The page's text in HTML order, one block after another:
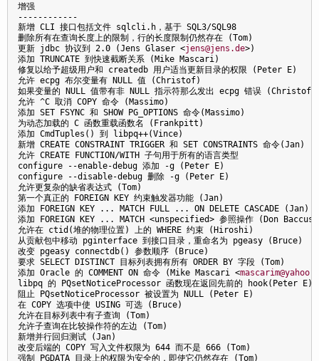
增强
------------
新增 CLI 接口包括文件 sqlcli.h，基于 SQL3/SQL98
删除所有在查询长度上的限制，行的长度限制仍然存在 (Tom)
更新 jdbc 协议到 2.0 (Jens Glaser <jens@jens.de>)
添加 TRUNCATE 到快速截断关系 (Mike Mascari)
修复以给予超级用户和 createdb 用户适当更新目录的权限 (Peter E)
允许 ecpg 布尔变量有 NULL 值 (Christof)
如果变量的 NULL 值带有非 NULL 指示符那么发出 ecpg 错误 (Christof)
允许 ^C 取消 COPY 命令 (Massimo)
添加 SET FSYNC 和 SHOW PG_OPTIONS 命令(Massimo)
为动态加载的 C 函数重载函数名 (Frankpitt)
添加 CmdTuples() 到 libpq++(Vince)
新增 CREATE CONSTRAINT TRIGGER 和 SET CONSTRAINTS 命令(Jan)
允许 CREATE FUNCTION/WITH 子句用于所有的语言类型
configure --enable-debug 添加 -g (Peter E)
configure --disable-debug 删除 -g (Peter E)
允许更复杂的缺省表达式 (Tom)
第一个真正的 FOREIGN KEY 约束触发器功能 (Jan)
添加 FOREIGN KEY ... MATCH FULL ... ON DELETE CASCADE (Jan)
添加 FOREIGN KEY ... MATCH <unspecified> 参照操作 (Don Baccus)
允许在 ctid(堆的物理位置) 上的 WHERE 约束 (Hiroshi)
从贡献包中移动 pginterface 到接口目录，重命名为 pgeasy (Bruce)
改变 pgeasy connectdb() 参数顺序 (Bruce)
要求 SELECT DISTINCT 目标列表拥有所有 ORDER BY 字段 (Tom)
添加 Oracle 的 COMMENT ON 命令 (Mike Mascari <
libpq 的 PQsetNoticeProcessor 函数现在返回先前的 hook(Peter E)
阻止 PQsetNoticeProcessor 被设置为 NULL (Peter E)
在 COPY 选项中使 USING 可选 (Bruce)
允许在目标列表中有子查询 (Tom)
允许子查询在比较操作符的左边 (Tom)
新增并行回归测试 (Jan)
改变后端的 COPY 写入文件权限为 644 而不是 666 (Tom)
强制 PGDATA 目录上的权限为安全的，即使它仍然存在 (Tom)